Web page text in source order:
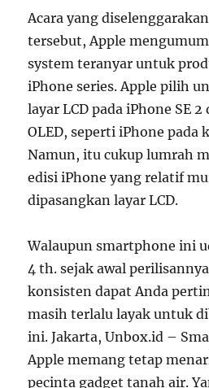
Acara yang
tersebut, Apple
system teranyar untuk
iPhone series. Apple pilih
layar LCD pada iPhone SE
OLED, seperti iPhone pada
Namun, itu cukup lumrah
edisi iPhone yang relatif
dipasangkan layar LCD.
Walaupun smartphone ini
4 th. sejak awal
konsisten dapat Anda
masih terlalu layak untuk
ini. Jakarta, Unbox.id –
Apple memang tetap
pecinta gadget tanah air.